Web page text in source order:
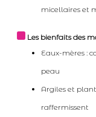
micellaires et
Les bienfaits des
Eaux-mères :
peau
Argiles et
raffermissent